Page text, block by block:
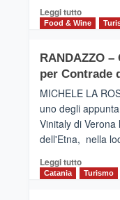
IL
SUMMER
BOOK
CLUB
Leggi tuttoLeggi
di
(Ct)
–
presenta
“Vino
&
2026”.
Le
Food & Wine
RANDAZZO
per Contrade
MICHELE LA
uno degli
Vinitaly di
dell'Etna, nella
Leggi tuttoLeggi
di
Catania Turismo